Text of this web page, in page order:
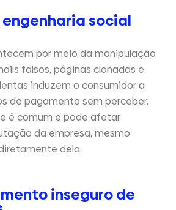
engenharia social
por meio da manipulação
falsos, páginas clonadas e
induzem o consumidor a
de pagamento sem perceber.
é comum e pode afetar
da empresa, mesmo
dela.
inseguro de